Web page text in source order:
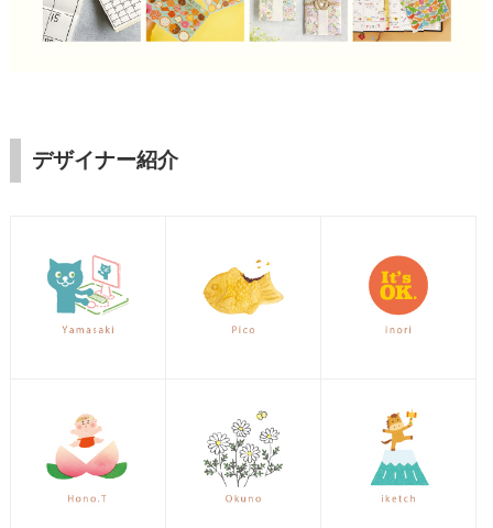
デザイナー紹介